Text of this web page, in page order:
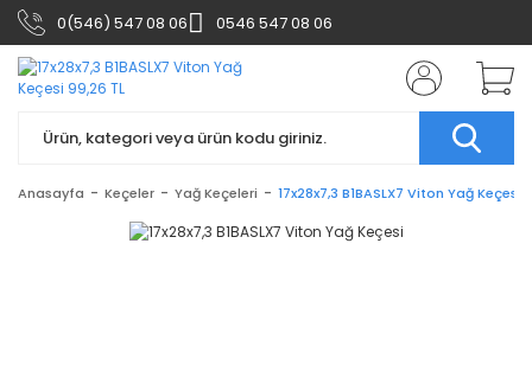
0(546) 547 08 06 0546 547 08 06
Anasayfa Keçeler Yağ Keçeleri 17x28x7,3 B1BASLX7 Viton Yağ Keçesi